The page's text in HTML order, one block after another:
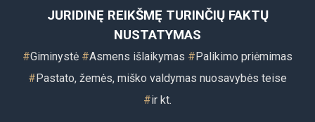
JURIDINĘ REIKŠMĘ TURINČIŲ FAKTŲ
NUSTATYMAS
#Giminystė #Asmens išlaikymas #Palikimo priėmimas
#Pastato, žemės, miško valdymas nuosavybės teise
#ir kt.